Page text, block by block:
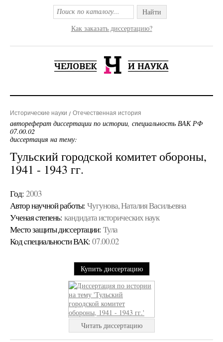
Найти
Как заказать диссертацию?
Исторические науки Отечественная история
автореферат диссертации по истории, специальность ВАК РФ
07.00.02
диссертация на тему:
Тульский городской комитет обороны,
1941 - 1943 гг.
Год: 2003
Автор научной работы: Чугунова, Наталия Васильевна
Ученая cтепень: кандидата исторических наук
Место защиты диссертации: Тула
Код cпециальности ВАК: 07.00.02
Купить диссертацию
Читать диссертацию